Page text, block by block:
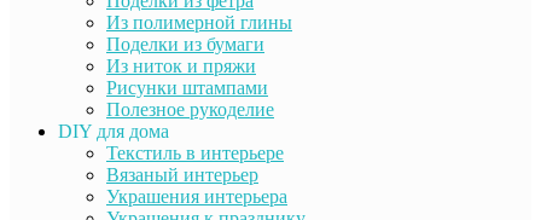
Из полимерной глины
Поделки из бумаги
Из ниток и пряжи
Рисунки штампами
Полезное рукоделие
DIY для дома
Текстиль в интерьере
Вязаный интерьер
Украшения интерьера